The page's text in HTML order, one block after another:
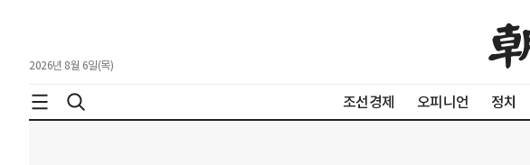
2026년 8월 6일(목)
조선경제 오피니언 정치